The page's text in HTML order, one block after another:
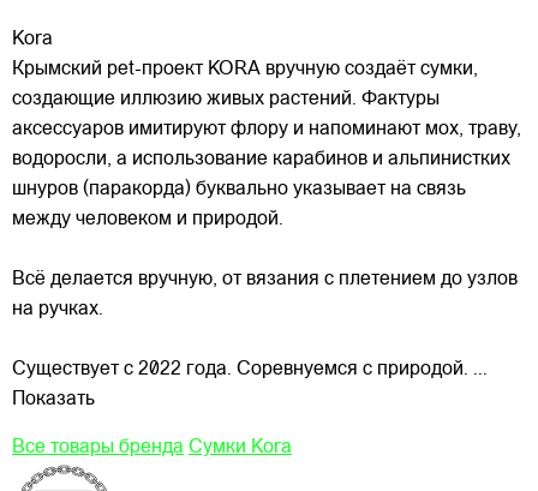
Kora
Крымский pet-проект KORA вручную создаёт сумки,
создающие иллюзию живых растений. Фактуры
аксессуаров имитируют флору и напоминают мох, траву,
водоросли, а использование карабинов и альпинистких
шнуров (паракорда) буквально указывает на связь
между человеком и природой.
Всё делается вручную, от вязания с плетением до узлов
на ручках.
Существует с 2022 года. Соревнуемся с природой. ...
Показать
Все товары бренда Сумки Kora